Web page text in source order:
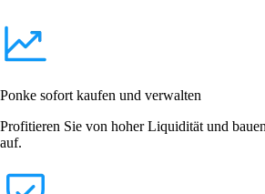
Ponke sofort kaufen und verwalten
Profitieren Sie von hoher Liquidität und
auf.